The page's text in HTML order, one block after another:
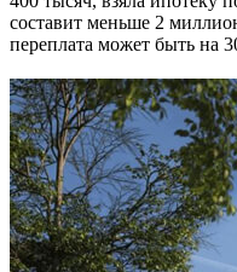
составит меньше 2
переплата может быть на